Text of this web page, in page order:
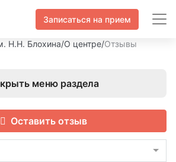
Записаться на прием
Н.Н. Блохина/О центре/Отзывы
меню раздела
Оставить отзыв